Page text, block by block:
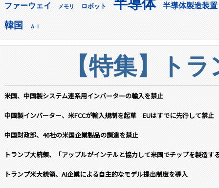
ファーウェイ メモリ ロボット 半導体 半導体製造装置
韓国 ＡＩ
【特集】ト
米国、中国製システム連系用インバーターの輸入を禁止
中国製インバーター、米FCCが輸入規制を起草 EUはすでに先行して禁止
中国財政部、46社の米国企業製品の調達を禁止
トランプ大統領、「アップルがインテルと協力して米国でチップを製造す
トランプ米大統領、AI企業による自主的なモデル提出制度を導入